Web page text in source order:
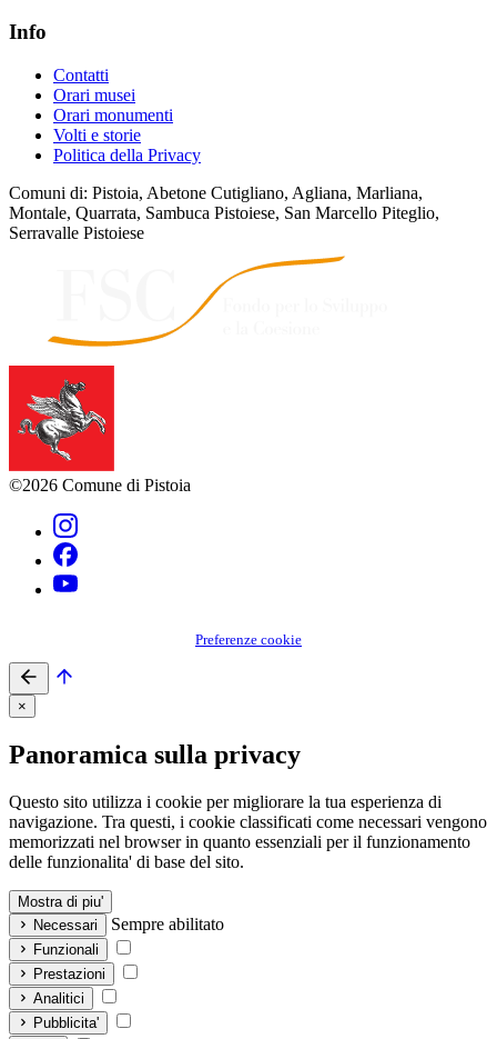
Info
Contatti
Orari musei
Orari monumenti
Volti e storie
Politica della Privacy
Comuni di: Pistoia, Abetone Cutigliano, Agliana, Marliana,
Montale, Quarrata, Sambuca Pistoiese, San Marcello Piteglio,
Serravalle Pistoiese
©2026 Comune di Pistoia
Preferenze cookie
×
Panoramica sulla privacy
Questo sito utilizza i cookie per migliorare la tua esperienza di
navigazione. Tra questi, i cookie classificati come necessari vengono
memorizzati nel browser in quanto essenziali per il funzionamento
delle funzionalita' di base del sito.
Mostra di piu'
Necessari
Sempre abilitato
Funzionali
Prestazioni
Analitici
Pubblicita'